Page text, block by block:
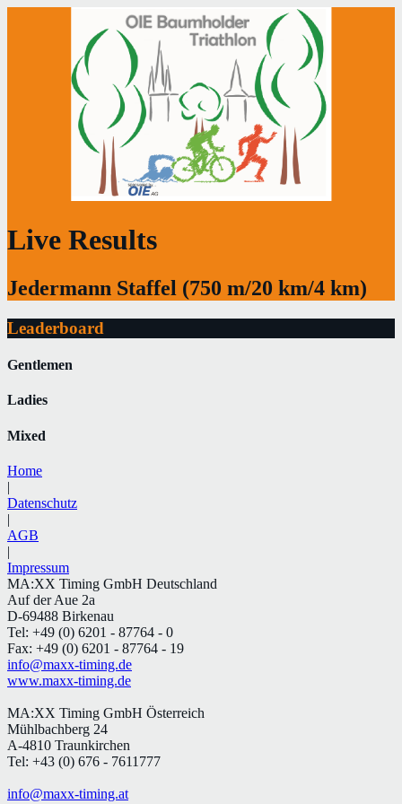
Live Results
Jedermann Staffel (750 m/20 km/4 km)
Leaderboard
Gentlemen
Ladies
Mixed
Home
|
Datenschutz
|
AGB
|
Impressum
MA:XX Timing GmbH Deutschland
Auf der Aue 2a
D-69488 Birkenau
Tel: +49 (0) 6201 - 87764 - 0
Fax: +49 (0) 6201 - 87764 - 19
info@maxx-timing.de
www.maxx-timing.de
MA:XX Timing GmbH Österreich
Mühlbachberg 24
A-4810 Traunkirchen
Tel: +43 (0) 676 - 7611777
info@maxx-timing.at